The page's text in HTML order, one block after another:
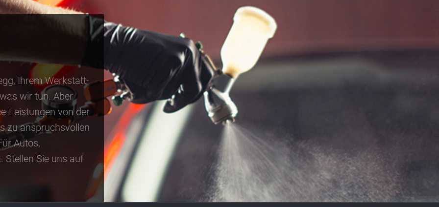
Ihrem Werkstatt-
wir tun. Aber
Leistungen von der
zu anspruchsvollen
Autos,
Stellen Sie uns auf